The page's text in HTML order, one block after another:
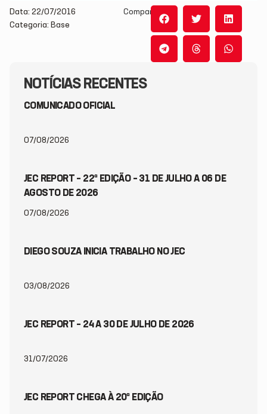
NOTÍCIAS RECENTES
COMUNICADO OFICIAL
07/08/2026
JEC REPORT – 22ª EDIÇÃO – 31 DE JULHO A 06 DE
AGOSTO DE 2026
07/08/2026
DIEGO SOUZA INICIA TRABALHO NO JEC
03/08/2026
JEC REPORT – 24 A 30 DE JULHO DE 2026
31/07/2026
JEC REPORT CHEGA À 20ª EDIÇÃO
Data: 22/07/2016
Categoria: Base
Compartilhe: